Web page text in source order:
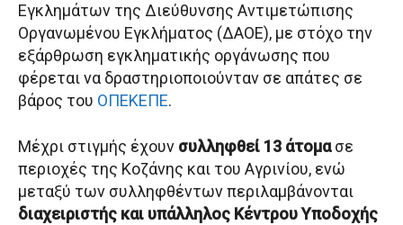
Εγκλημάτων της Διεύθυνσης Αντιμετώπισης
Οργανωμένου Εγκλήματος (ΔΑΟΕ), με στόχο την
εξάρθρωση εγκληματικής οργάνωσης που
φέρεται να δραστηριοποιούνταν σε απάτες σε
βάρος του ΟΠΕΚΕΠΕ.
Μέχρι στιγμής έχουν συλληφθεί 13 άτομασε
περιοχές της Κοζάνης και του Αγρινίου, ενώ
μεταξύ των συλληφθέντων περιλαμβάνονται
διαχειριστής και υπάλληλος Κέντρου Υποδοχής